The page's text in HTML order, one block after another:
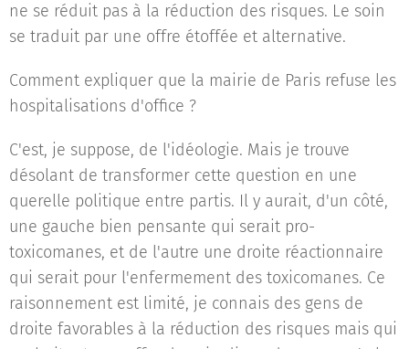
ne se réduit pas à la réduction des risques. Le soin
se traduit par une offre étoffée et alternative.
Comment expliquer que la mairie de Paris refuse les
hospitalisations d'office ?
C'est, je suppose, de l'idéologie. Mais je trouve
désolant de transformer cette question en une
querelle politique entre partis. Il y aurait, d'un côté,
une gauche bien pensante qui serait pro-
toxicomanes, et de l'autre une droite réactionnaire
qui serait pour l'enfermement des toxicomanes. Ce
raisonnement est limité, je connais des gens de
droite favorables à la réduction des risques mais qui